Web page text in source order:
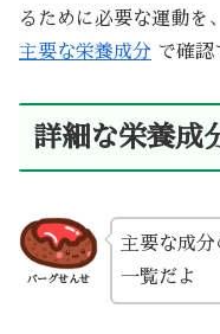
るために必要な運動を
主要な栄養成分 で確認
詳細な栄養成
バーグせんせ
主要な成
一覧だよ